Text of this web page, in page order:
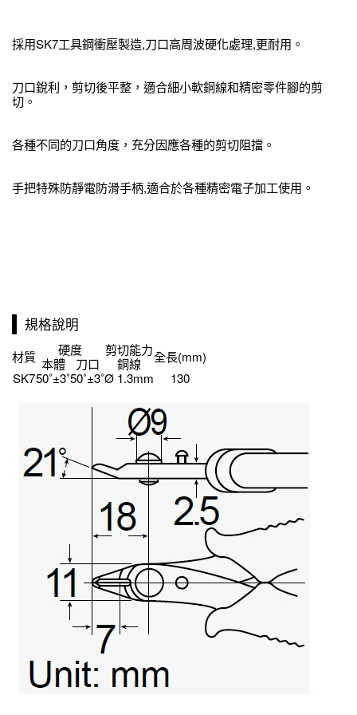
採用SK7工具鋼衝壓製造,刀口高周波硬化處理,更耐用。
刀口銳利，剪切後平整，適合細小軟銅線和精密零件腳的剪
切。
各種不同的刀口角度，充分因應各種的剪切阻擋。
手把特殊防靜電防滑手柄,適合於各種精密電子加工使用。
規格說明
材質 硬度 剪切能力全長(mm)
本體 刀口
銅線
SK750˚±3˚50˚±3˚Ø 1.3mm 130